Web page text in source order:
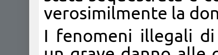
verosimilmente la
I fenomeni illegali di